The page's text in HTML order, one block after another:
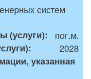
систем
(услуги):
пог.м.
2028
указанная